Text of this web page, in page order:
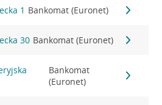
1 Bankomat (Euronet)
30 Bankomat (Euronet)
Bankomat
(Euronet)